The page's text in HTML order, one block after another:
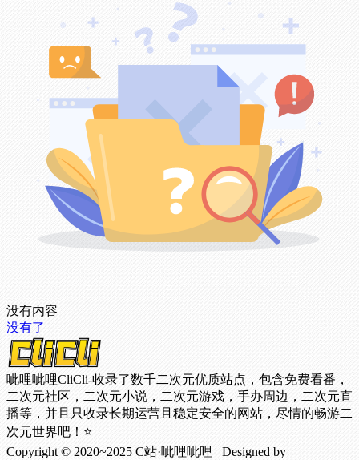
没有内容
没有了
呲哩呲哩CliCli-收录了数千二次元优质站点，包含免费看番，
二次元社区，二次元小说，二次元游戏，手办周边，二次元直
播等，并且只收录长期运营且稳定安全的网站，尽情的畅游二
次元世界吧！⭐
Copyright © 2020~2025 C站·呲哩呲哩 Designed by